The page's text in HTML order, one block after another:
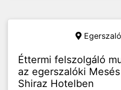
Éttermi felszolgáló
az egerszalóki Mesés
Shiraz Hotelben